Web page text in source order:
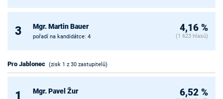
3 Mgr. Martin Bauer
pořadí na kandidátce: 4
4,16 %
(1 623 hlasů)
Pro Jablonec (zisk 1 z 30 zastupitelů)
1 Mgr. Pavel Žur 6,52 %